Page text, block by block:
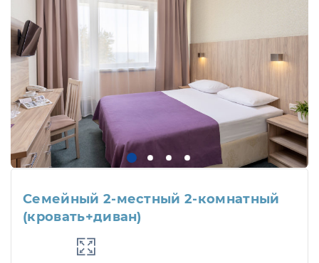
Семейный 2-местный 2-комнатный
(кровать+диван)